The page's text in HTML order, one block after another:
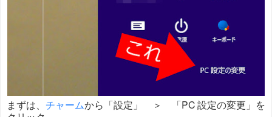
まずは、 チャームから「設定」 ＞ 「PC 設定の変更」を